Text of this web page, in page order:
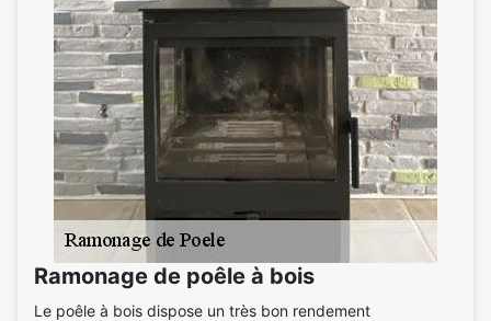
Ramonage de poêle à bois
Le poêle à bois dispose un très bon rendement